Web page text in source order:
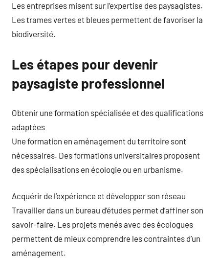
Les entreprises misent sur l’expertise des paysagistes.
Les trames vertes et bleues permettent de favoriser la
biodiversité.
Les étapes pour devenir
paysagiste professionnel
Obtenir une formation spécialisée et des qualifications
adaptées
Une formation en aménagement du territoire sont
nécessaires. Des formations universitaires proposent
des spécialisations en écologie ou en urbanisme.
Acquérir de l’expérience et développer son réseau
Travailler dans un bureau d’études permet d’affiner son
savoir-faire. Les projets menés avec des écologues
permettent de mieux comprendre les contraintes d’un
aménagement.